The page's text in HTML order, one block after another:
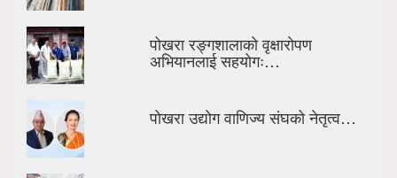
पोखरा रङ्गशालाको वृक्षारोपण
अभियानलाई सहयोगः…
पोखरा उद्योग वाणिज्य संघको नेतृत्व…